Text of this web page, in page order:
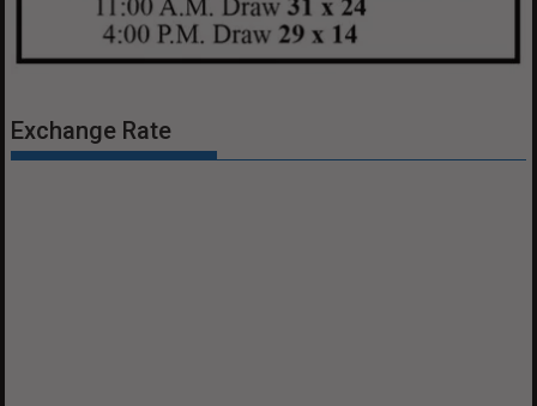
Exchange Rate